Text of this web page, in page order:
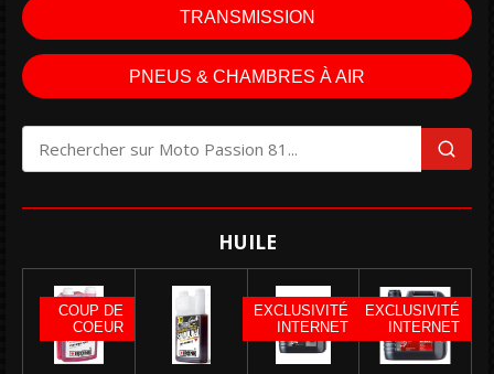
TRANSMISSION
PNEUS & CHAMBRES À AIR
HUILE
COUP DE
COEUR
EXCLUSIVITÉ
INTERNET
EXCLUSIVITÉ
INTERNET